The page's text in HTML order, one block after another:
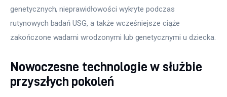
genetycznych, nieprawidłowości wykryte podczas
rutynowych badań USG, a także wcześniejsze ciąże
zakończone wadami wrodzonymi lub genetycznymi u dziecka.
Nowoczesne technologie w służbie
przyszłych pokoleń